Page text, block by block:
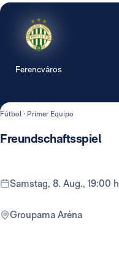
Ferencváros
Fútbol · Primer Equipo
Freundschaftsspiel
Samstag, 8. Aug., 19:00 h
Groupama Aréna